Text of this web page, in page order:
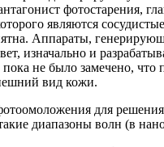
фотостарения,
являются
Аппараты,
изначально и
не было замечено, что
вид кожи.
для решения
диапазоны волн (в